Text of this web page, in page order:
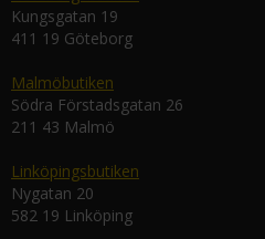
Kungsgatan 19
411 19 Göteborg
Malmöbutiken
Södra Förstadsgatan 26
211 43 Malmö
Linköpingsbutiken
Nygatan 20
582 19 Linköping